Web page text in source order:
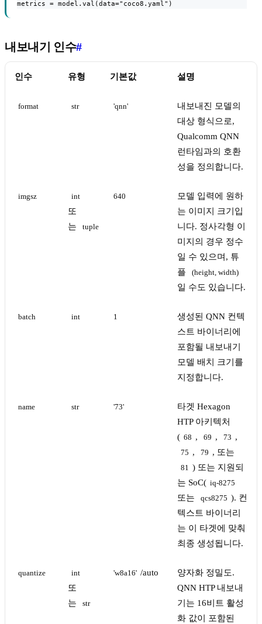
metrics = model.val(data="coco8.yaml")
내보내기 인수#
인수 유형 기본값 설명
format str 'qnn'
내보내진 모델의
대상 형식으로,
Qualcomm QNN
런타임과의 호환
성을 정의합니다.
imgsz int
또
는
tuple
640
모델 입력에 원하
는 이미지 크기입
니다. 정사각형 이
미지의 경우 정수
일 수 있으며, 튜
플
(height, width)
일 수도 있습니다.
batch int 1
생성된 QNN 컨텍
스트 바이너리에
포함될 내보내기
모델 배치 크기를
지정합니다.
name str '73'
타겟 Hexagon
HTP 아키텍처
( 68 , 69 , 73 ,
75 , 79 , 또는
81 ) 또는 지원되
는 SoC( iq-8275
또는 qcs8275 ). 컨
텍스트 바이너리
는 이 타겟에 맞춰
최종 생성됩니다.
quantize int
또
는
str
'w8a16' /auto
양자화 정밀도.
QNN HTP 내보내
기는 16비트 활성
화 값이 포함된